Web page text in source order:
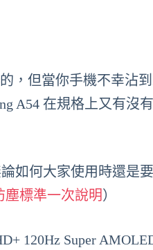
，但當你手機不幸沾
A54 在規格上又有沒
如何大家使用時還是
塵標準一次說明 ）
120Hz Super